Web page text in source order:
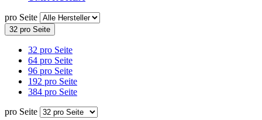
pro Seite
32 pro Seite
32 pro Seite
64 pro Seite
96 pro Seite
192 pro Seite
384 pro Seite
pro Seite